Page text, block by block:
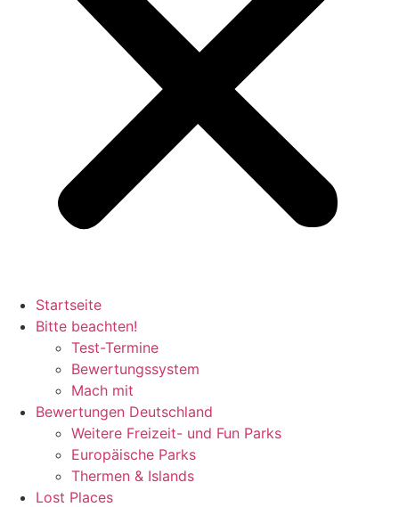
Startseite
Bitte beachten!
Test-Termine
Bewertungssystem
Mach mit
Bewertungen Deutschland
Weitere Freizeit- und Fun Parks
Europäische Parks
Thermen & Islands
Lost Places